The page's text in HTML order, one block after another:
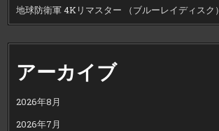
地球防衛軍 4Kリマスター （ブルーレイディスク）
アーカイブ
2026年8月
2026年7月